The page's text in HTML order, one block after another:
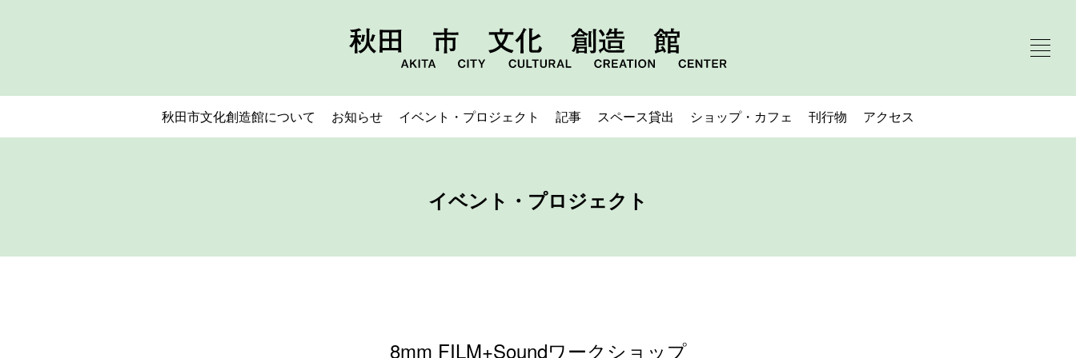
秋田市文化創造館について お知らせ イベント・プロジェクト 記事 スペース貸出 ショップ・カフェ 刊行物 アクセス
イベント・プロジェクト
8mm FILM+Soundワークショップ